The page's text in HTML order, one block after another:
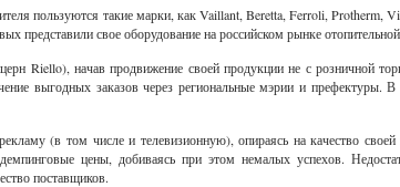
пользуются такие марки, как Vaillant, Beretta, Ferroli,
представили свое оборудование на российском рынке
Riello), начав продвижение своей продукции не с розничной
выгодных заказов через региональные мэрии и префектуры.
(в том числе и телевизионную), опираясь на качество
цены, добиваясь при этом немалых успехов.
поставщиков.